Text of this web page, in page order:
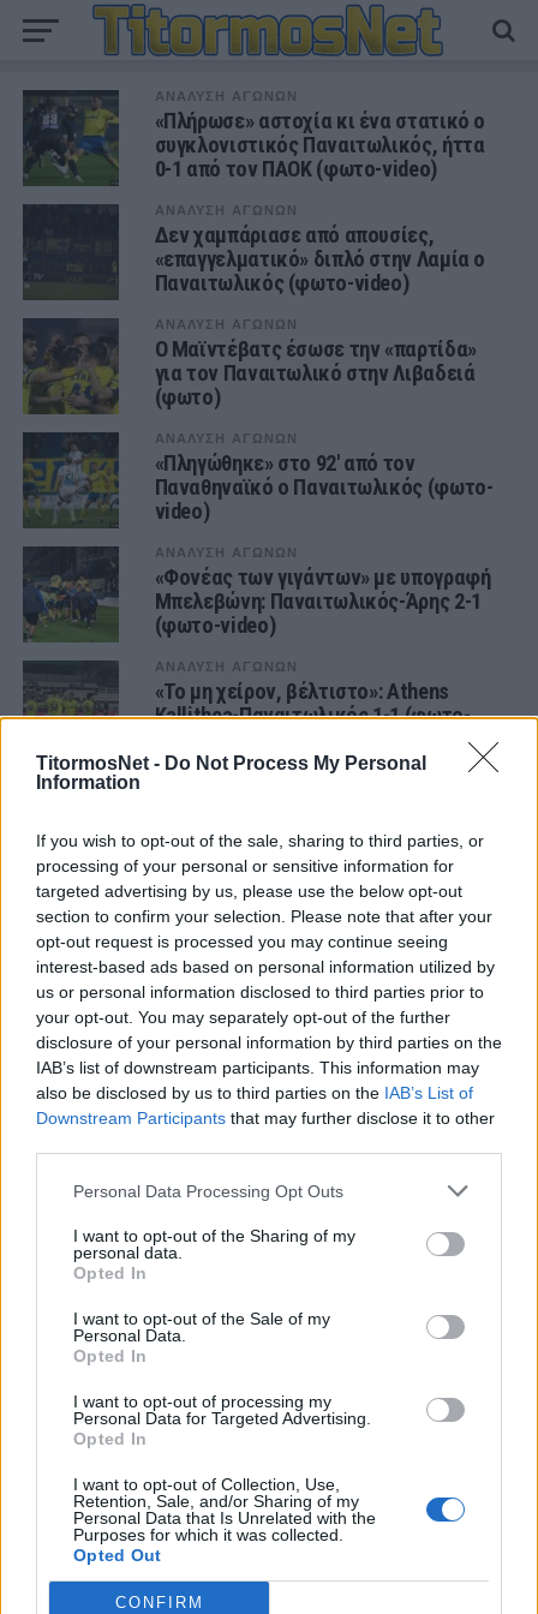
TitormosNet - Do Not Process My Personal
Information
If you wish to opt-out of the sale, sharing to third parties, or
processing of your personal or sensitive information for
targeted advertising by us, please use the below opt-out
section to confirm your selection. Please note that after your
opt-out request is processed you may continue seeing
interest-based ads based on personal information utilized by
us or personal information disclosed to third parties prior to
your opt-out. You may separately opt-out of the further
disclosure of your personal information by third parties on the
IAB’s list of downstream participants. This information may
also be disclosed by us to third parties on the IAB’s List of
Downstream Participants that may further disclose it to other
Personal Data Processing Opt Outs
I want to opt-out of the Sharing of my
personal data.
Opted In
I want to opt-out of the Sale of my
Personal Data.
Opted In
I want to opt-out of processing my
Personal Data for Targeted Advertising.
Opted In
I want to opt-out of Collection, Use,
Retention, Sale, and/or Sharing of my
Personal Data that Is Unrelated with the
Purposes for which it was collected.
Opted Out
CONFIRM
ΑΝΑΛΥΣΗ ΑΓΩΝΩΝ
«Πλήρωσε» αστοχία κι ένα στατικό ο
συγκλονιστικός Παναιτωλικός, ήττα
0-1 από τον ΠΑΟΚ (φωτο-video)
ΑΝΑΛΥΣΗ ΑΓΩΝΩΝ
Δεν χαμπάριασε από απουσίες,
«επαγγελματικό» διπλό στην Λαμία ο
Παναιτωλικός (φωτο-video)
ΑΝΑΛΥΣΗ ΑΓΩΝΩΝ
Ο Μαϊντέβατς έσωσε την «παρτίδα»
για τον Παναιτωλικό στην Λιβαδειά
(φωτο)
ΑΝΑΛΥΣΗ ΑΓΩΝΩΝ
«Πληγώθηκε» στο 92′ από τον
Παναθηναϊκό ο Παναιτωλικός (φωτο-
video)
ΑΝΑΛΥΣΗ ΑΓΩΝΩΝ
«Φονέας των γιγάντων» με υπογραφή
Μπελεβώνη: Παναιτωλικός-Άρης 2-1
(φωτο-video)
ΑΝΑΛΥΣΗ ΑΓΩΝΩΝ
«Το μη χείρον, βέλτιστο»: Athens
Kallithea-Παναιτωλικός 1-1 (φωτο-
Τσέτσιλα- «Λύγισαν» με το «έτσι θέλω»
στο φινάλε τον Παναιτωλικό του
Πετράκη (φωτο-video)
ΑΝΑΛΥΣΗ ΑΓΩΝΩΝ
Παναιτωλικάρα η… δύναμη που δεν
υπολογίζανε, «χτύπησε» και στο
Περιστέρι! (φωτο-video)
ΑΝΑΛΥΣΗ ΑΓΩΝΩΝ
Άμυνα «γρανίτης», ομάδα για φίλημα:
Παναιτωλικός-ΑΕΚ 1-0 (φωτο-video)
ΟΦΗ-Παναιτωλικός 1-2 (φωτο-video)
ΠΑΝΑΙΤΩΛΙΚΟΣ
Θλίψη για τον θάνατο του παλαίμαχου του
Παναιτωλικού, Κώστα Καμποσιώρα
ΠΑΝΑΙΤΩΛΙΚΟΣ
Ήττα στο φινάλε στη Λιβαδειά